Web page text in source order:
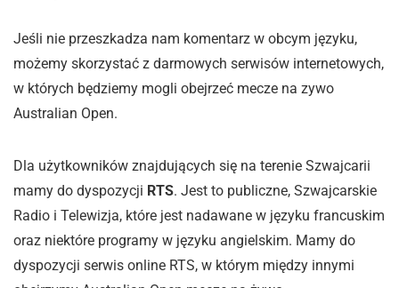
Jeśli nie przeszkadza nam komentarz w obcym języku,
możemy skorzystać z darmowych serwisów internetowych,
w których będziemy mogli obejrzeć mecze na zywo
Australian Open.
Dla użytkowników znajdujących się na terenie Szwajcarii
mamy do dyspozycji RTS. Jest to publiczne, Szwajcarskie
Radio i Telewizja, które jest nadawane w języku francuskim
oraz niektóre programy w języku angielskim. Mamy do
dyspozycji serwis online RTS, w którym między innymi